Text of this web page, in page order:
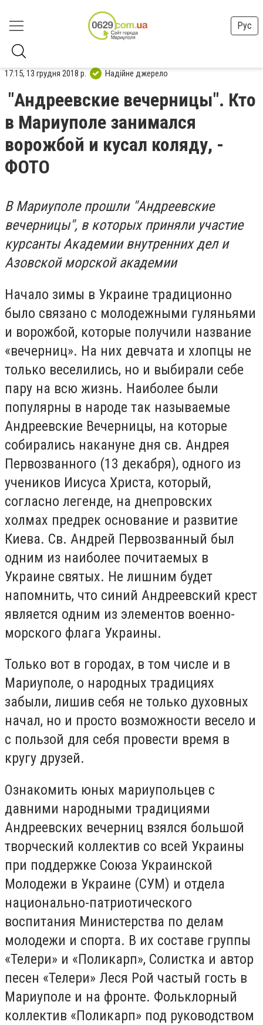
Рус
17:15, 13 грудня 2018 р. Надійне джерело
"Андреевские вечерницы". Кто
в Мариуполе занимался
ворожбой и кусал коляду, -
ФОТО
В Мариуполе прошли "Андреевские
вечерницы", в которых приняли участие
курсанты Академии внутренних дел и
Азовской морской академии
Начало зимы в Украине традиционно
было связано с молодежными гуляньями
и ворожбой, которые получили название
«вечерниц». На них девчата и хлопцы не
только веселились, но и выбирали себе
пару на всю жизнь. Наиболее были
популярны в народе так называемые
Андреевские Вечерницы, на которые
собирались накануне дня св. Андрея
Первозванного (13 декабря), одного из
учеников Иисуса Христа, который,
согласно легенде, на днепровских
холмах предрек основание и развитие
Киева. Св. Андрей Первозванный был
одним из наиболее почитаемых в
Украине святых. Не лишним будет
напомнить, что синий Андреевский крест
является одним из элементов военно-
морского флага Украины.
Только вот в городах, в том числе и в
Мариуполе, о народных традициях
забыли, лишив себя не только духовных
начал, но и просто возможности весело и
с пользой для себя провести время в
кругу друзей.
Ознакомить юных мариупольцев с
давними народными традициями
Андреевских вечерниц взялся большой
творческий коллектив со всей Украины
при поддержке Союза Украинской
Молодежи в Украине (СУМ) и отдела
национально-патриотического
воспитания Министерства по делам
молодежи и спорта. В их составе группы
«Телери» и «Поликарп», Солистка и автор
песен «Телери» Леся Рой частый гость в
Мариуполе и на фронте. Фольклорный
коллектив «Поликарп» под руководством